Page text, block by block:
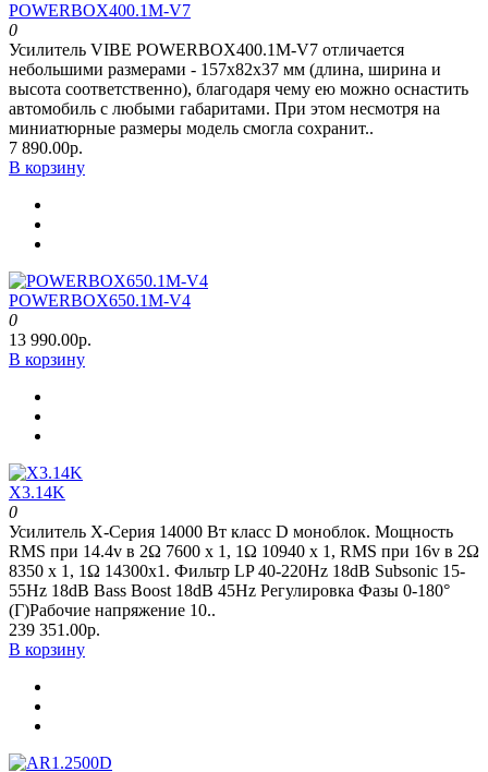
POWERBOX400.1M-V7
0
Усилитель VIBE POWERBOX400.1M-V7 отличается
небольшими размерами - 157x82x37 мм (длина, ширина и
высота соответственно), благодаря чему ею можно оснастить
автомобиль с любыми габаритами. При этом несмотря на
миниатюрные размеры модель смогла сохранит..
7 890.00р.
В корзину
POWERBOX650.1M-V4
0
13 990.00р.
В корзину
X3.14K
0
Усилитель Х-Серия 14000 Вт класс D моноблок. Мощность
RMS при 14.4v в 2Ω 7600 х 1, 1Ω 10940 х 1, RMS при 16v в 2Ω
8350 х 1, 1Ω 14300х1. Фильтр LP 40-220Hz 18dB Subsonic 15-
55Hz 18dB Bass Boost 18dB 45Hz Регулировка Фазы 0-180°
(Г)Рабочие напряжение 10..
239 351.00р.
В корзину